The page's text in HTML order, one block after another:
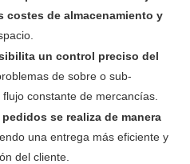
costes de almacenamiento y
un control preciso del
de sobre o sub-
constante de mercancías.
se realiza de manera
una entrega más eficiente y
del cliente.